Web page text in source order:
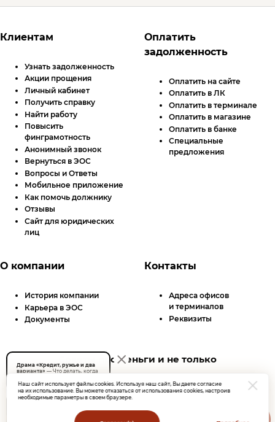
Футер сайта
Клиентам
Узнать задолженность
Акции прощения
Личный кабинет
Получить справку
Найти работу
Повысить
финграмотность
Анонимный звонок
Вернуться в ЭОС
Вопросы и Ответы
Мобильное приложение
Как помочь должнику
Отзывы
Сайт для юридических
лиц
Оплатить
задолженность
Оплатить на сайте
Оплатить вЛК
Оплатить в терминале
Оплатить в магазине
Оплатить в банке
Специальные
предложения
О компании
История компании
Карьера в ЭОС
Документы
Контакты
Адреса офисов
и терминалов
Реквизиты
Советы про деньги и не только
Драма «Кредит, ружье и два
варианта» — Что делать, когда
Наш сайт использует файлы cookies. Используя наш сайт, Вы даете согласие
на их использование. Вы можете отказаться от использования cookies, настроив
необходимые параметры в своем браузере.